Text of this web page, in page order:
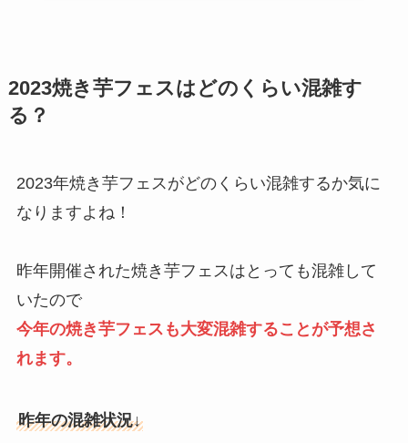
2023焼き芋フェスはどのくらい混雑す
る？
2023年焼き芋フェスがどのくらい混雑するか気に
なりますよね！
昨年開催された焼き芋フェスはとっても混雑して
いたので
今年の焼き芋フェスも大変混雑することが予想さ
れます。
昨年の混雑状況↓